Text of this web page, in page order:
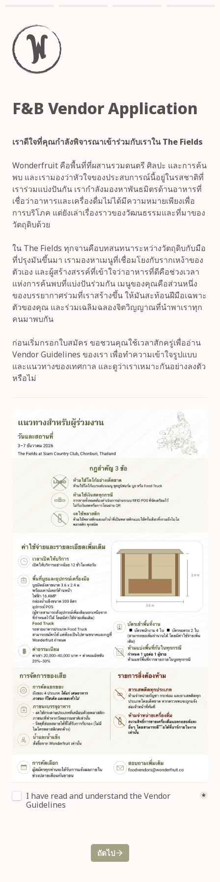
Wonderfruit คือพื้นที่ที่ผสานรวมดนตรี ศิลปะ และการค้น
พบ และเรามองว่าหัวใจของประสบการณ์นี้อยู่ในรสชาติที่
เราร่วมแบ่งปันกัน เรากำลังมองหาพันธมิตรด้านอาหารที่
เชื่อว่าอาหารและเครื่องดื่มไม่ได้มีความหมายเพียงเพื่อ
การบริโภค แต่ยังเล่าเรื่องราวของวัฒนธรรมและที่มาของ
วัตถุดิบด้วย
ใน The Fields ทุกจานคือบทสนทนาระหว่างวัตถุดิบกับมือ
ที่ปรุงมันขึ้นมา เรามองหาเมนูที่เชื่อมโยงกับรากเหง้าของ
ตัวเอง และผู้สร้างสรรค์ที่เข้าใจว่าอาหารที่ดีคือช่วงเวลา
แห่งการค้นพบที่แบ่งปันร่วมกัน เมนูของคุณคือส่วนหนึ่ง
ของบรรยากาศร่วมที่เราสร้างขึ้น ให้มันสะท้อนฝีมือเฉพาะ
ตัวของคุณ และร่วมเฉลิมฉลองจิตวิญญาณที่นำพาเราทุก
คนมาพบกัน
ก่อนเริ่มกรอกใบสมัคร ขอชวนคุณใช้เวลาสักครู่เพื่ออ่าน
Vendor Guidelines ของเรา เพื่อทำความเข้าใจรูปแบบ
และแนวทางของเทศกาล และดูว่าเราเหมาะกันอย่างลงตัว
หรือไม่
Read and understand
I have read and understand the Vendor
Guidelines
*
ถัดไป